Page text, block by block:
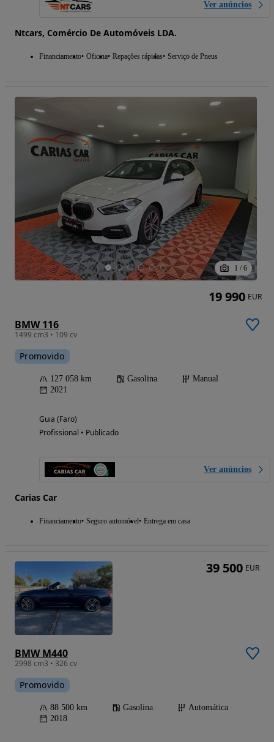
Ver anúncios
Ntcars, Comércio De Automóveis LDA.
Financiamento Oficina Repações rápidas Serviço de Pneus
1 / 6
BMW 116
1499 cm3 • 109 cv
Promovido
127 058 km Gasolina
Manual
2021
Guia (Faro)
Profissional • Publicado
Ver anúncios
Carias Car
Financiamento Seguro automóvel Entrega em casa
19 990 EUR
BMW M440
2998 cm3 • 326 cv
Promovido
88 500 km Gasolina
Automática
2018
39 500 EUR